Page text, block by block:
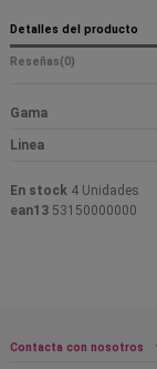
Detalles del producto
Reseñas(0)
Gama
Linea
En stock 4 Unidades
ean13 53150000000
Contacta con nosotros